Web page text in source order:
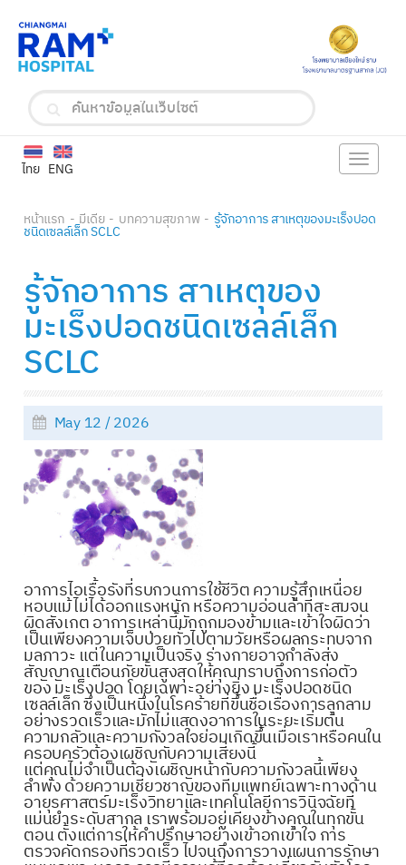
ENG
ไทย Toggle
หน้าแรก มีเดีย บทความสุขภาพ รู้จักอาการ สาเหตุของมะเร็งปอด
ชนิดเซลล์เล็ก SCLC
รู้จักอาการ สาเหตุของ
มะเร็งปอดชนิดเซลล์เล็ก
SCLC
May 12 / 2026
อาการไอเรื้อรังที่รบกวนการใช้ชีวิต ความรู้สึกเหนื่อย
หอบแม้ไม่ได้ออกแรงหนัก หรือความอ่อนล้าที่สะสมจน
ผิดสังเกต อาการเหล่านี้มักถูกมองข้ามและเข้าใจผิดว่า
เป็นเพียงความเจ็บป่วยทั่วไปตามวัยหรือผลกระทบจาก
มลภาวะ แต่ในความเป็นจริง ร่างกายอาจกำลังส่ง
สัญญาณเตือนภัยขั้นสูงสุดให้คุณทราบถึงการก่อตัว
ของ มะเร็งปอด โดยเฉพาะอย่างยิ่ง มะเร็งปอดชนิด
เซลล์เล็ก ซึ่งเป็นหนึ่งในโรคร้ายที่ขึ้นชื่อเรื่องการลุกลาม
อย่างรวดเร็วและมักไม่แสดงอาการในระยะเริ่มต้น
ความกลัวและความกังวลใจย่อมเกิดขึ้นเมื่อเราหรือคนใน
ครอบครัวต้องเผชิญกับความเสี่ยงนี้
แต่คุณไม่จำเป็นต้องเผชิญหน้ากับความกังวลนี้เพียง
ลำพัง ด้วยความเชี่ยวชาญของทีมแพทย์เฉพาะทางด้าน
อายุรศาสตร์มะเร็งวิทยาและเทคโนโลยีการวินิจฉัยที่
แม่นยำระดับสากล เราพร้อมอยู่เคียงข้างคุณในทุกขั้น
ตอน ตั้งแต่การให้คำปรึกษาอย่างเข้าอกเข้าใจ การ
ตรวจคัดกรองที่รวดเร็ว ไปจนถึงการวางแผนการรักษา